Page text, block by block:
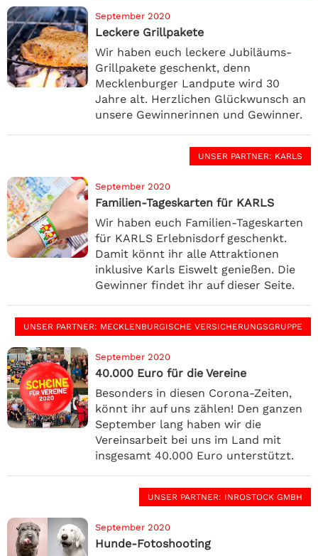
September 2020
Leckere Grillpakete
Wir haben euch leckere Jubiläums-
Grillpakete geschenkt, denn
Mecklenburger Landpute wird 30
Jahre alt. Herzlichen Glückwunsch an
unsere Gewinnerinnen und Gewinner.
UNSER PARTNER: KARLS
September 2020
Familien-Tageskarten für KARLS
Wir haben euch Familien-Tageskarten
für KARLS Erlebnisdorf geschenkt.
Damit könnt ihr alle Attraktionen
inklusive Karls Eiswelt genießen. Die
Gewinner findet ihr auf dieser Seite.
UNSER PARTNER: MECKLENBURGISCHE VERSICHERUNGSGRUPPE
September 2020
40.000 Euro für die Vereine
Besonders in diesen Corona-Zeiten,
könnt ihr auf uns zählen! Den ganzen
September lang haben wir die
Vereinsarbeit bei uns im Land mit
insgesamt 40.000 Euro unterstützt.
UNSER PARTNER: INROSTOCK GMBH
September 2020
Hunde-Fotoshooting